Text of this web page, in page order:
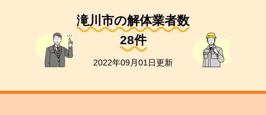
滝川市の解体業者数
28件
2022年09月01日更新